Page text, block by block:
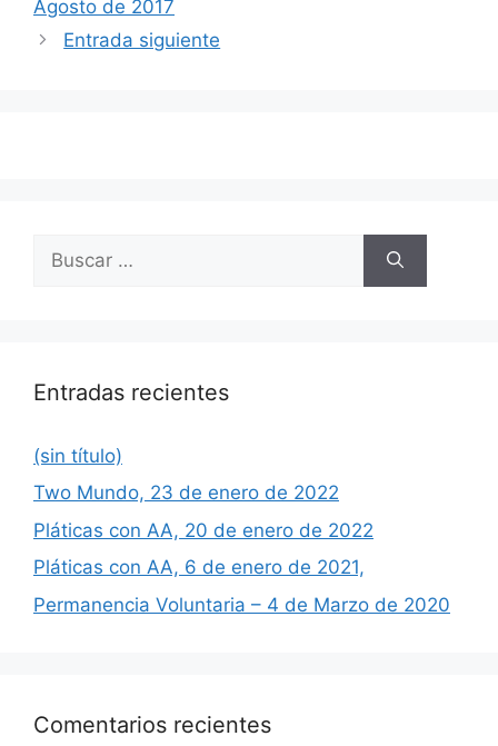
entradas
Agosto de 2017
Entrada siguiente
Entradas recientes
(sin título)
Two Mundo, 23 de enero de 2022
Pláticas con AA, 20 de enero de 2022
Pláticas con AA, 6 de enero de 2021,
Permanencia Voluntaria – 4 de Marzo de 2020
Comentarios recientes